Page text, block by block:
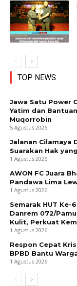
TOP NEWS
Jawa Satu Power
Yatim dan
Muqorrobin
5 Agustus 2026
Jalanan Cilamaya
Suarakan Hak
1 Agustus 2026
AWON FC Juara
Pandawa Lima
1 Agustus 2026
Semarak HUT Ke-
Danrem 072/
Kulit, Perkuat
1 Agustus 2026
Respon Cepat
BPBD Bantu
1 Agustus 2026